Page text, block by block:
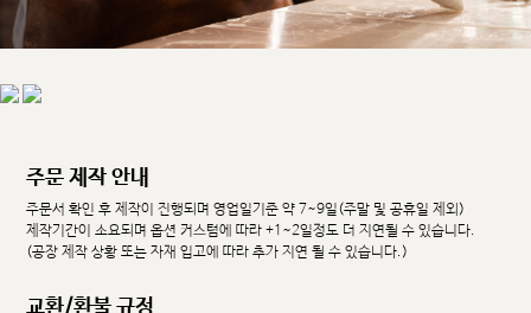
주문 제작 안내
주문서 확인 후 제작이 진행되며 영업일기준 약 7~9일(주말 및 공휴일 제외)
제작기간이 소요되며 옵션 커스텀에 따라 +1~2일정도 더 지연될 수 있습니다.
(공장 제작 상황 또는 자재 입고에 따라 추가 지연 될 수 있습니다.)
교환/환불 규정